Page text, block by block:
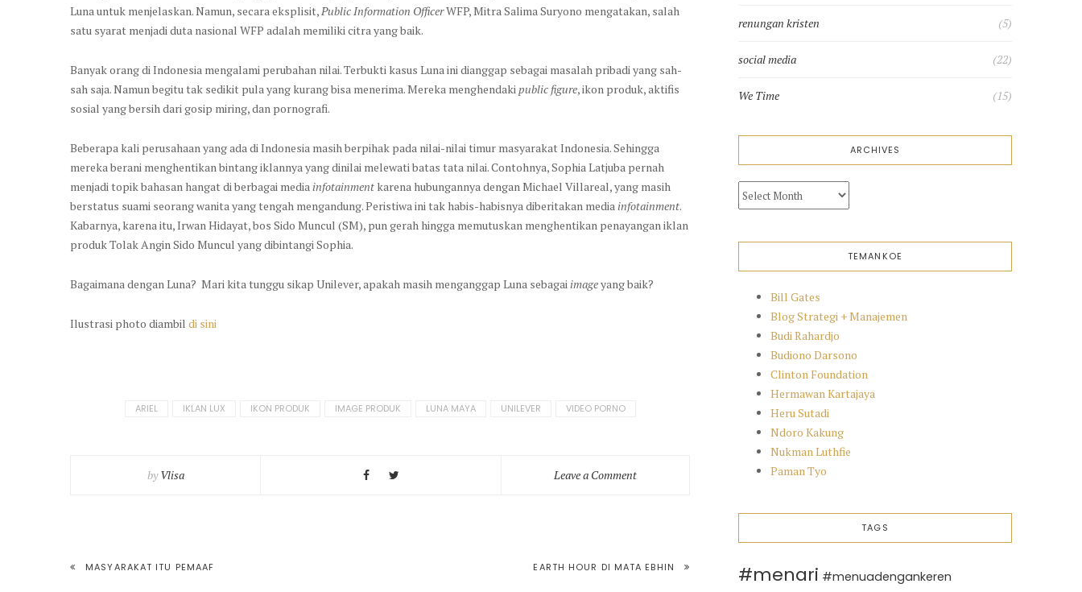
Luna untuk menjelaskan. Namun, secara eksplisit,Public Information OfficerWFP, Mitra Salima Suryono mengatakan, salah
satu syarat menjadi duta nasional WFP adalah memiliki citra yang baik.
Banyak orang di Indonesia mengalami perubahan nilai. Terbukti kasus Luna ini dianggap sebagai masalah pribadi yang sah-
sah saja. Namun begitu tak sedikit pula yang kurang bisa menerima. Mereka menghendakipublic figure, ikon produk, aktifis
sosial yang bersih dari gosip miring, dan pornografi.
Beberapa kali perusahaan yang ada di Indonesia masih berpihak pada nilai-nilai timur masyarakat Indonesia. Sehingga
mereka berani menghentikan bintang iklannya yang dinilai melewati batas tata nilai. Contohnya, Sophia Latjuba pernah
menjadi topik bahasan hangat di berbagai mediainfotainment karena hubungannya dengan Michael Villareal, yang masih
berstatus suami seorang wanita yang tengah mengandung. Peristiwa ini tak habis-habisnya diberitakan mediainfotainment.
Kabarnya, karena itu, Irwan Hidayat, bos Sido Muncul (SM), pun gerah hingga memutuskan menghentikan penayangan iklan
produk Tolak Angin Sido Muncul yang dibintangi Sophia.
Bagaimana dengan Luna? Mari kita tunggu sikap Unilever, apakah masih menganggap Luna sebagaiimageyang baik?
Ilustrasi photo diambil di sini
Tagged
ARIEL IKLAN LUX IKON PRODUK IMAGE PRODUK LUNA MAYA UNILEVER VIDEO PORNO
byVlisa Leave a Commenton
di
POST
EARTH HOUR DI MATA EBHIN
MASYARAKAT ITU PEMAAF
renungan kristen (5)
social media (22)
We Time (15)
ARCHIVES
Archives
TEMANKOE
Bill Gates
Blog Strategi + Manajemen
Budi Rahardjo
Budiono Darsono
Clinton Foundation
Hermawan Kartajaya
Heru Sutadi
Ndoro Kakung
Nukman Luthfie
Paman Tyo
TAGS
#menari #menuadengankeren